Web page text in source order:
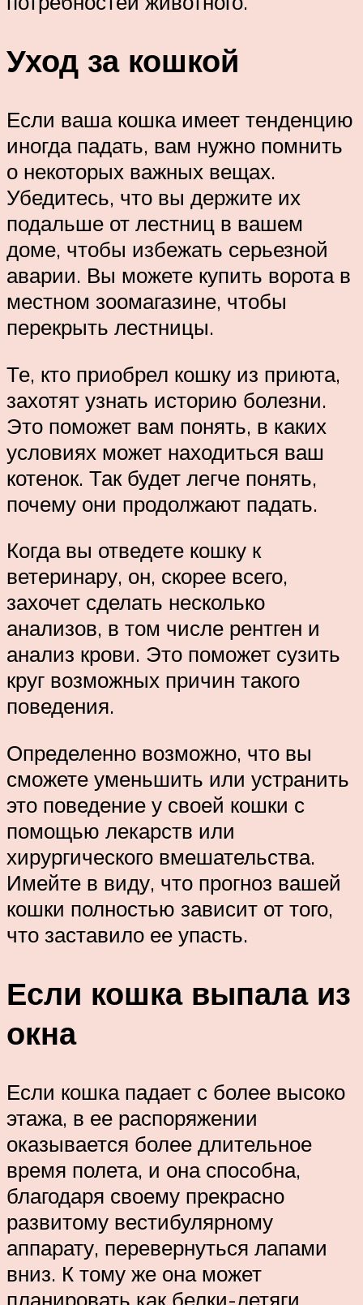
Уход за кошкой
Если ваша кошка имеет тенденцию
иногда падать, вам нужно помнить
о некоторых важных вещах.
Убедитесь, что вы держите их
подальше от лестниц в вашем
доме, чтобы избежать серьезной
аварии. Вы можете купить ворота в
местном зоомагазине, чтобы
перекрыть лестницы.
Те, кто приобрел кошку из приюта,
захотят узнать историю болезни.
Это поможет вам понять, в каких
условиях может находиться ваш
котенок. Так будет легче понять,
почему они продолжают падать.
Когда вы отведете кошку к
ветеринару, он, скорее всего,
захочет сделать несколько
анализов, в том числе рентген и
анализ крови. Это поможет сузить
круг возможных причин такого
поведения.
Определенно возможно, что вы
сможете уменьшить или устранить
это поведение у своей кошки с
помощью лекарств или
хирургического вмешательства.
Имейте в виду, что прогноз вашей
кошки полностью зависит от того,
что заставило ее упасть.
Если кошка выпала из
окна
Если кошка падает с более высоко
этажа, в ее распоряжении
оказывается более длительное
время полета, и она способна,
благодаря своему прекрасно
развитому вестибулярному
аппарату, перевернуться лапами
вниз. К тому же она может
планировать как белки-летяги,